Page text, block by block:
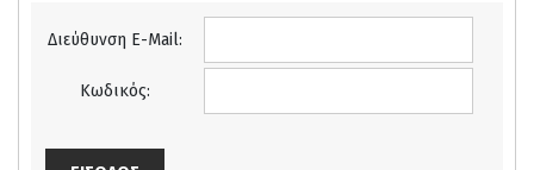
Διεύθυνση E-Mail:
Κωδικός: